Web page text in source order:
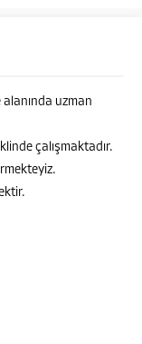
uzman
çalışmaktadır.